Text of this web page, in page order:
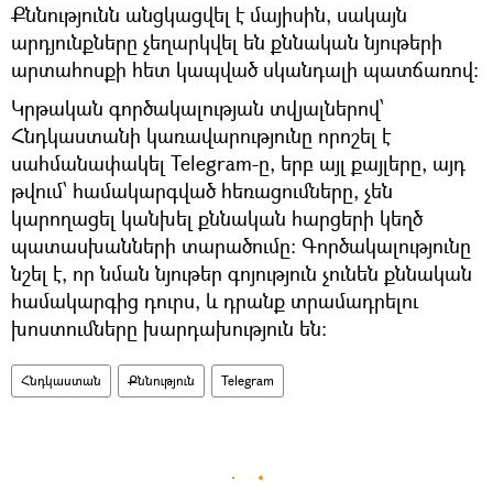
Քննությունն անցկացվել է մայիսին, սակայն
արդյունքները չեղարկվել են քննական նյութերի
արտահոսքի հետ կապված սկանդալի պատճառով:
Կրթական գործակալության տվյալներով՝
Հնդկաստանի կառավարությունը որոշել է
սահմանափակել Telegram-ը, երբ այլ քայլերը, այդ
թվում՝ համակարգված հեռացումները, չեն
կարողացել կանխել քննական հարցերի կեղծ
պատասխանների տարածումը: Գործակալությունը
նշել է, որ նման նյութեր գոյություն չունեն քննական
համակարգից դուրս, և դրանք տրամադրելու
խոստումները խարդախություն են:
Հնդկաստան Քննություն Telegram